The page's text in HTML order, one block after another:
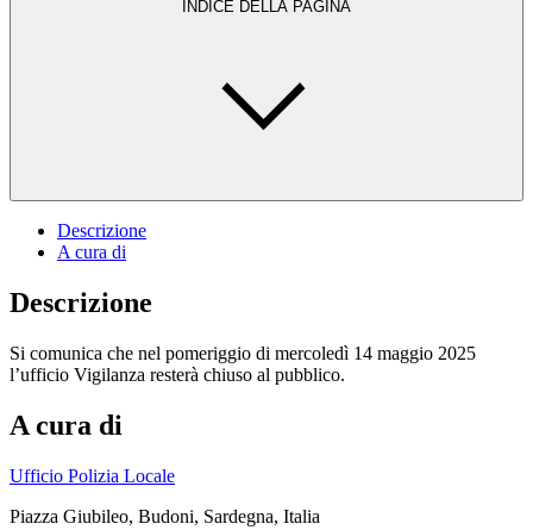
INDICE DELLA PAGINA
Descrizione
A cura di
Descrizione
Si comunica che nel pomeriggio di mercoledì 14 maggio 2025
l’ufficio Vigilanza resterà chiuso al pubblico.
A cura di
Ufficio Polizia Locale
Piazza Giubileo, Budoni, Sardegna, Italia